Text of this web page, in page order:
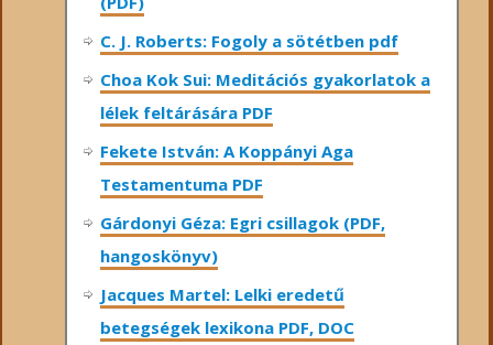
C. J. Roberts: Fogoly a sötétben pdf
Choa Kok Sui: Meditációs gyakorlatok a
lélek feltárására PDF
Fekete István: A Koppányi Aga
Testamentuma PDF
Gárdonyi Géza: Egri csillagok (PDF,
hangoskönyv)
Jacques Martel: Lelki eredetű
betegségek lexikona PDF, DOC